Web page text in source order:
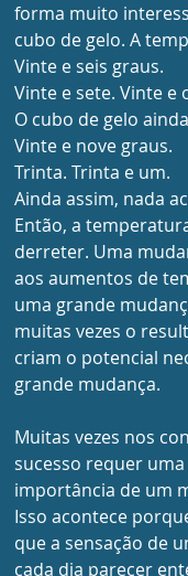
forma muito
cubo de gelo. A
Vinte e seis graus.
Vinte e sete. Vinte e
O cubo de gelo
Vinte e nove graus.
Trinta. Trinta e um.
Ainda assim, nada
Então, a
derreter. Uma
aos aumentos de
uma grande
muitas vezes o
criam o potencial
grande mudança.
Muitas vezes nos
sucesso requer
importância de um
Isso acontece
que a sensação de
cada dia parecer